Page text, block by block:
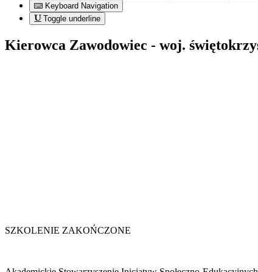
Keyboard Navigation
Toggle underline
Kierowca Zawodowiec - woj.
SZKOLENIE ZAKOŃCZONE